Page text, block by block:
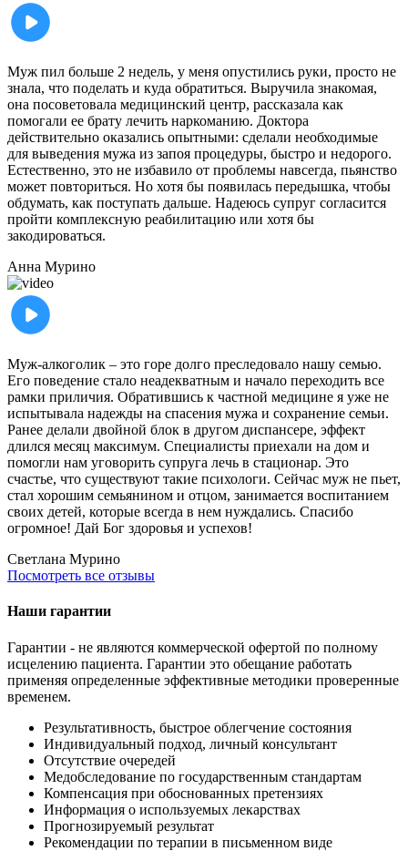
Муж пил больше 2 недель, у меня опустились руки, просто не
знала, что поделать и куда обратиться. Выручила знакомая,
она посоветовала медицинский центр, рассказала как
помогали ее брату лечить наркоманию. Доктора
действительно оказались опытными: сделали необходимые
для выведения мужа из запоя процедуры, быстро и недорого.
Естественно, это не избавило от проблемы навсегда, пьянство
может повториться. Но хотя бы появилась передышка, чтобы
обдумать, как поступать дальше. Надеюсь супруг согласится
пройти комплексную реабилитацию или хотя бы
закодироваться.
Анна Мурино
Муж-алкоголик – это горе долго преследовало нашу семью.
Его поведение стало неадекватным и начало переходить все
рамки приличия. Обратившись к частной медицине я уже не
испытывала надежды на спасения мужа и сохранение семьи.
Ранее делали двойной блок в другом диспансере, эффект
длился месяц максимум. Специалисты приехали на дом и
помогли нам уговорить супруга лечь в стационар. Это
счастье, что существуют такие психологи. Сейчас муж не пьет,
стал хорошим семьянином и отцом, занимается воспитанием
своих детей, которые всегда в нем нуждались. Спасибо
огромное! Дай Бог здоровья и успехов!
Светлана Мурино
Посмотреть все отзывы
Наши гарантии
Гарантии - не являются коммерческой офертой по полному
исцелению пациента. Гарантии это обещание работать
применяя определенные эффективные методики проверенные
временем.
Результативность, быстрое облегчение состояния
Индивидуальный подход, личный консультант
Отсутствие очередей
Медобследование по государственным стандартам
Компенсация при обоснованных претензиях
Информация о используемых лекарствах
Прогнозируемый результат
Рекомендации по терапии в письменном виде